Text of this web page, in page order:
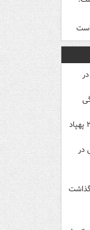
روسیه: به ۳ کشتی اوکراین حمله و ۲۰۳ پهپاد
در